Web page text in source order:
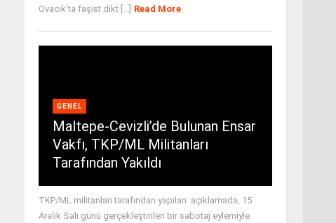
Ovacık’ta faşist dikt [...] Read More
GENEL
Maltepe-Cevizli’de Bulunan Ensar
Vakfı, TKP/ML Militanları
Tarafından Yakıldı
TKP/ML militanları tarafından yapılan açıklamada, 15
Aralık Salı günü gerçekleştirilen bir sabotaj eylemiyle